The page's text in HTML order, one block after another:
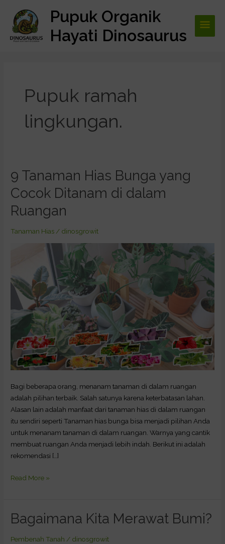
konten
Pupuk Organik
Hayati Dinosaurus
Pupuk ramah
lingkungan.
9 Tanaman Hias Bunga yang
Cocok Ditanam di dalam
Ruangan
Tanaman Hias / dinosgrowit
Bagi beberapa orang, menanam tanaman di dalam ruangan
adalah pilihan terbaik. Salah satunya karena keterbatasan lahan.
Alasan lain adalah manfaat dari tanaman hias di dalam ruangan
itu sendiri seperti Tanaman hias bunga bisa menjadi pilihan Anda
untuk menanam tanaman di dalam ruangan. Warnya yang cantik
membuat ruangan Anda menjadi lebih indah. Berikut ini adalah
rekomendasi […]
9
Tanaman
Hias
Bunga
yang
Cocok
Ruangan
Read More »
Bagaimana Kita Merawat Bumi?
Pembenah Tanah / dinosgrowit
Bagaimana
Merawat